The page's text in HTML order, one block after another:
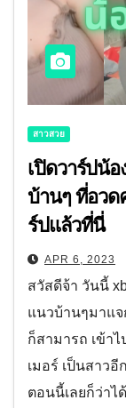
สาวสวย
เปิดวาร์ปน้
บ้านๆ ที่อวด
ร์ปแล้วที่นี่
APR 6, 2023
สวัสดีจ้า วันนี้
แนวบ้านๆมาแ
ก็สามารถ เข้า
เมอร์ เป็นสาว
ตอนนี้เลยก็ว่าไ